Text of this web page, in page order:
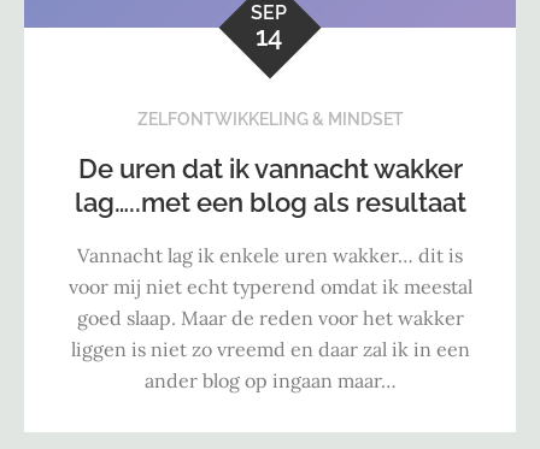
SEP
14
ZELFONTWIKKELING & MINDSET
De uren dat ik vannacht wakker
lag…..met een blog als resultaat
Vannacht lag ik enkele uren wakker… dit is
voor mij niet echt typerend omdat ik meestal
goed slaap. Maar de reden voor het wakker
liggen is niet zo vreemd en daar zal ik in een
ander blog op ingaan maar…